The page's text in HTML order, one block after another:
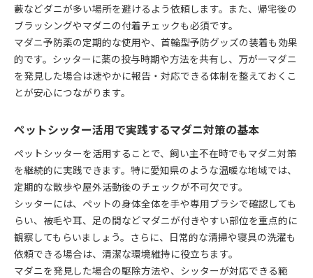
藪などダニが多い場所を避けるよう依頼します。また、帰宅後の
ブラッシングやマダニの付着チェックも必須です。
マダニ予防薬の定期的な使用や、首輪型予防グッズの装着も効果
的です。シッターに薬の投与時期や方法を共有し、万が一マダニ
を発見した場合は速やかに報告・対応できる体制を整えておくこ
とが安心につながります。
ペットシッター活用で実践するマダニ対策の基本
ペットシッターを活用することで、飼い主不在時でもマダニ対策
を継続的に実践できます。特に愛知県のような温暖な地域では、
定期的な散歩や屋外活動後のチェックが不可欠です。
シッターには、ペットの身体全体を手や専用ブラシで確認しても
らい、被毛や耳、足の間などマダニが付きやすい部位を重点的に
観察してもらいましょう。さらに、日常的な清掃や寝具の洗濯も
依頼できる場合は、清潔な環境維持に役立ちます。
マダニを発見した場合の駆除方法や、シッターが対応できる範